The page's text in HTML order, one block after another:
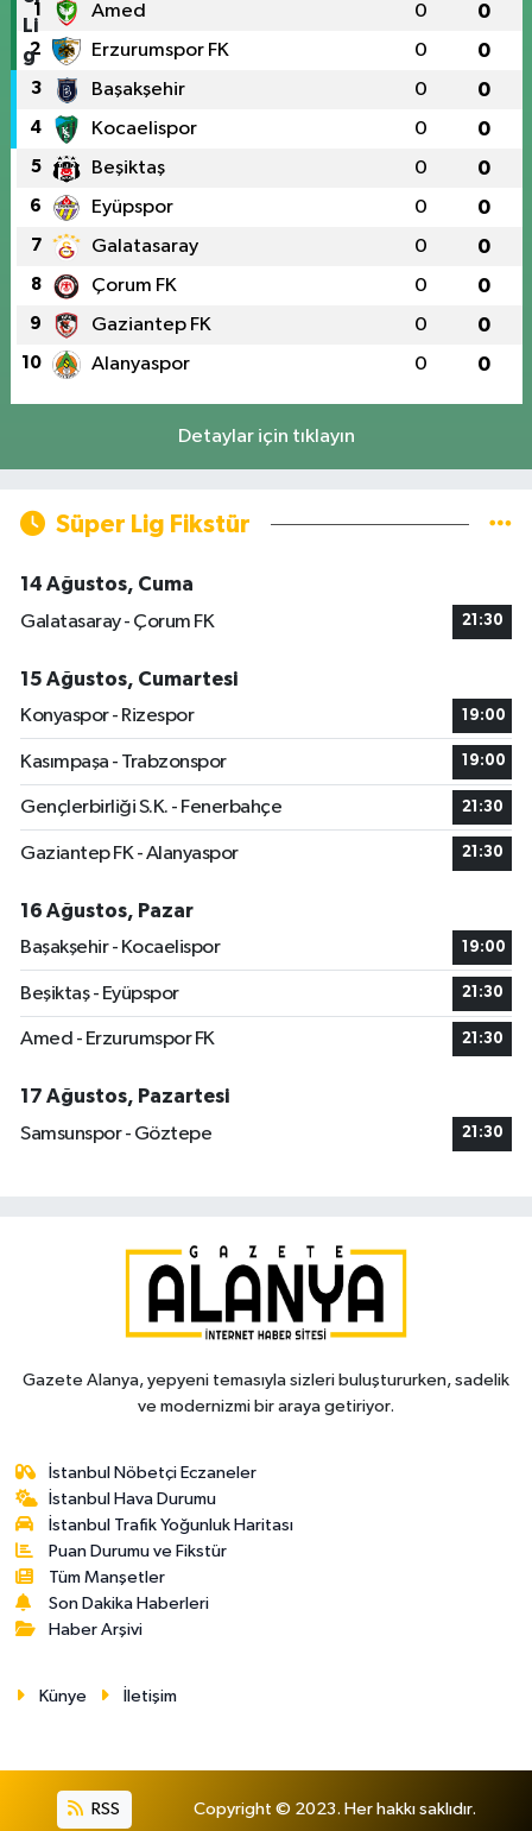
1 Amed 0 0
2 Erzurumspor FK 0 0
3 Başakşehir 0 0
4 Kocaelispor 0 0
5 Beşiktaş 0 0
6 Eyüpspor 0 0
7 Galatasaray 0 0
8 Çorum FK 0 0
9 Gaziantep FK 0 0
10 Alanyaspor 0 0
Detaylar için tıklayın
Süper Lig Fikstür
14 Ağustos, Cuma
Galatasaray - Çorum FK
21:30
15 Ağustos, Cumartesi
Konyaspor - Rizespor
19:00
Kasımpaşa - Trabzonspor 19:00
Gençlerbirliği S.K. - Fenerbahçe 21:30
Gaziantep FK - Alanyaspor 21:30
16 Ağustos, Pazar
Başakşehir - Kocaelispor
19:00
Beşiktaş - Eyüpspor 21:30
Amed - Erzurumspor FK 21:30
17 Ağustos, Pazartesi
Samsunspor - Göztepe
21:30
Gazete Alanya, yepyeni temasıyla sizleri buluştururken, sadelik
ve modernizmi bir araya getiriyor.
İstanbul Nöbetçi Eczaneler
İstanbul Hava Durumu
İstanbul Trafik Yoğunluk Haritası
Puan Durumu ve Fikstür
Tüm Manşetler
Son Dakika Haberleri
Haber Arşivi
Künye İletişim
RSS Copyright © 2023. Her hakkı saklıdır.